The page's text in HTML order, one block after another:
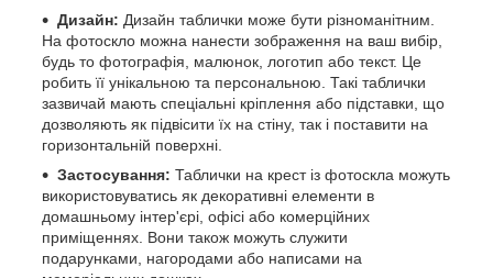
Дизайн: Дизайн таблички може бути різноманітним.
На фотоскло можна нанести зображення на ваш вибір,
будь то фотографія, малюнок, логотип або текст. Це
робить її унікальною та персональною. Такі таблички
зазвичай мають спеціальні кріплення або підставки, що
дозволяють як підвісити їх на стіну, так і поставити на
горизонтальній поверхні.
Застосування: Таблички на крест із фотоскла можуть
використовуватись як декоративні елементи в
домашньому інтер'єрі, офісі або комерційних
приміщеннях. Вони також можуть служити
подарунками, нагородами або написами на